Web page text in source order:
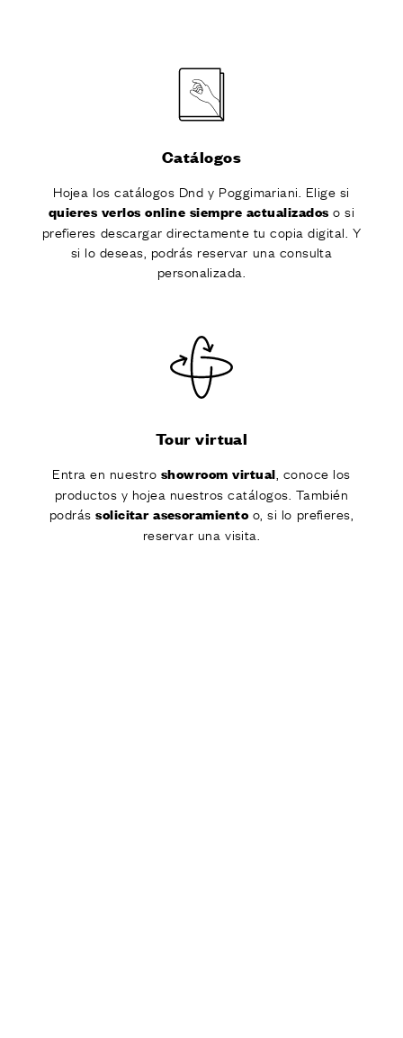
Catálogos
Hojea los catálogos Dnd y Poggimariani. Elige si
quieres verlos online siempre actualizados o si
prefieres descargar directamente tu copia digital. Y
si lo deseas, podrás reservar una consulta
personalizada.
Tour virtual
Entra en nuestro showroom virtual , conoce los
productos y hojea nuestros catálogos. También
podrás solicitar asesoramientoo, si lo prefieres,
reservar una visita.